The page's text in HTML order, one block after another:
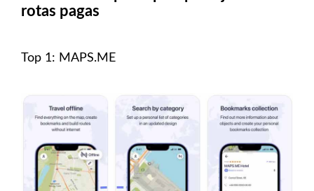
rotas pagas
Top 1: MAPS.ME